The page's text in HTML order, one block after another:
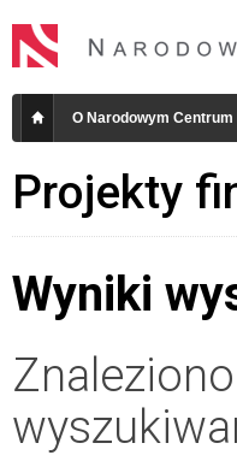
O Narodowym Centrum
Projekty
Wyniki